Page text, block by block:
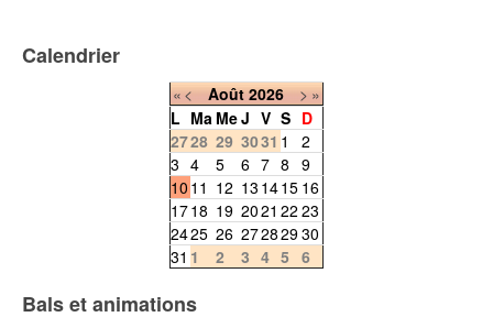
Calendrier
«< Août 2026 >»
L Ma MeJ V S D
2728 29 3031 1
2
3 4 5 6 7 8 9
10 11 12 13 1415 16
1718 19 2021 22 23
2425 26 27282930
31 1 2 3 4 5 6
Bals et animations